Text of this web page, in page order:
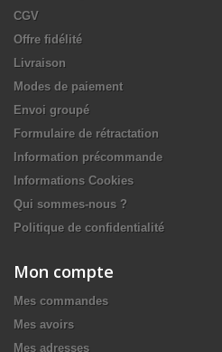
CGV
Offre fidélité
Livraison
Modes de paiement
Envoi groupé
Formulaire de rétractation
Information précommande
Informations Cookies
Qui sommes-nous ?
Politique de confidentialité
Mon compte
Mes commandes
Mes avoirs
Mes adresses